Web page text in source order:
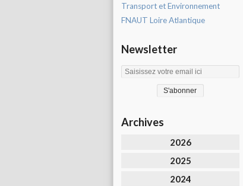
Transport et Environnement
FNAUT Loire Atlantique
Newsletter
Archives
2026
2025
2024